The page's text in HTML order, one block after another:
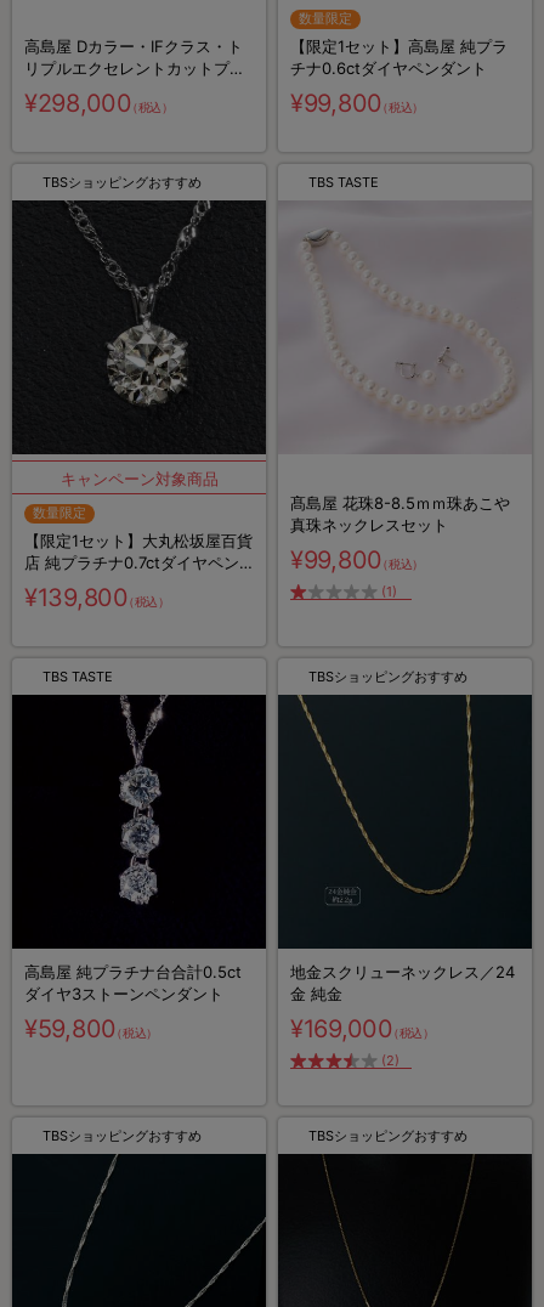
高島屋 Dカラー・IFクラス・ト
リプルエクセレントカットプラ
チナ0.3ctダイヤペンダント／
GIA鑑定書付き
¥298,000（税込）
数量限定
【限定1セット】高島屋 純プラ
チナ0.6ctダイヤペンダント
¥99,800（税込）
TBSショッピングおすすめ
数量限定
【限定1セット】大丸松坂屋百貨
店 純プラチナ0.7ctダイヤペン
ダント
¥139,800（税込）
TBS TASTE
髙島屋 花珠8-8.5ｍｍ珠あこや
真珠ネックレスセット
¥99,800（税込）
(1)
TBS TASTE
高島屋 純プラチナ台合計0.5ct
ダイヤ3ストーンペンダント
¥59,800（税込）
TBSショッピングおすすめ
地金スクリューネックレス／24
金 純金
¥169,000（税込）
(2)
TBSショッピングおすすめ TBSショッピングおすすめ